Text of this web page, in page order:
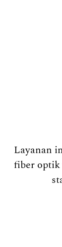
Layanan
fiber optik